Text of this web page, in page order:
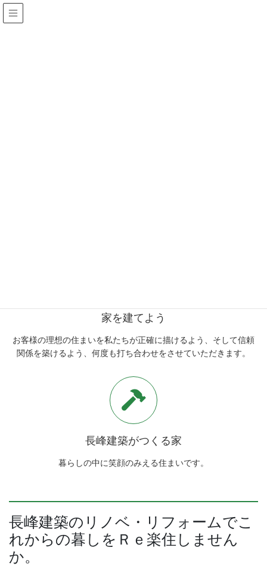
家を建てよう
お客様の理想の住まいを私たちが正確に描けるよう、そして信頼
関係を築けるよう、何度も打ち合わせをさせていただきます。
長峰建築がつくる家
暮らしの中に笑顔のみえる住まいです。
長峰建築のリノベ・リフォームでこ
れからの暮しをＲｅ楽住しません
か。